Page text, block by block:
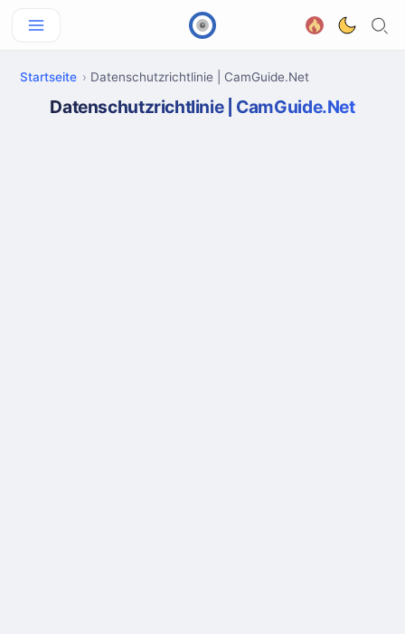
Startseite Datenschutzrichtlinie | CamGuide.Net
Datenschutzrichtlinie | CamGuide.Net